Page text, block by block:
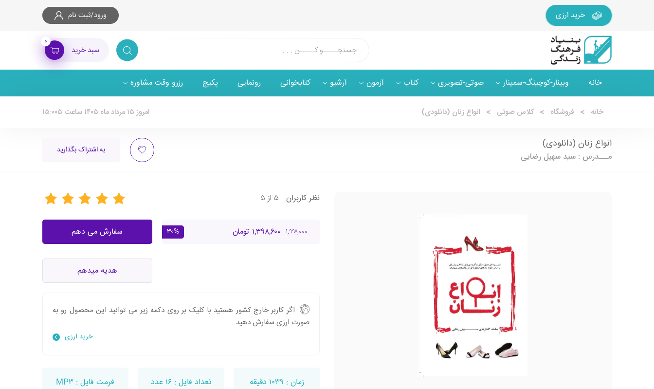
خرید ارزی ورود/ثبت نام
سبد خرید
۰
خانه وبینار-کوچینگ-سمینار صوتی-تصویری کتاب آزمون آرشیو کتابخوانی رونمایی پکیج رزرو وقت مشاوره
خانه فروشگاه کلاس صوتی انواع زنان (دانلودی) امروز ۱۵ مرداد ماه ۱۴۰۵ ساعت ۱۵:۰۰۵
انواع زنان (دانلودی)
مـــدرس : سید سهیل رضایی
به اشتراک بگذارید
نظرکاربران
۱,۹۹۸,۰۰۰ ۱,۳۹۸,۶۰۰ تومان ۳۰% سفارش می دهم
هدیه میدهم
اگر کاربر خارج کشور هستید با کلیک بر روی دکمه زیر می توانید این محصول رو به
صورت ارزی سفارش دهید
خرید ارزی
زمان : ۱۰۳۹ دقیقه تعداد فایل : ۱۶ عدد فرمت فایل : MP۳